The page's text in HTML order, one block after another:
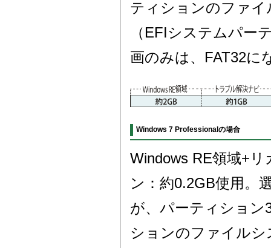
ティションのファ
（EFIシステムパー
画のみは、FAT32に
Windows 7 Professionalの場合
Windows RE領域+
ン：約0.2GB使用。
が、パーティション
ションのファイル